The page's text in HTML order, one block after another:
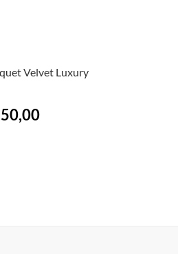
Velvet Luxury